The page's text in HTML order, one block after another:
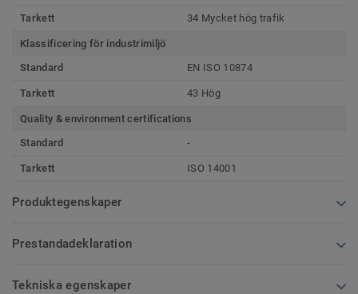
Tarkett 34 Mycket hög trafik
Klassificering för industrimiljö
Standard
EN ISO 10874
Tarkett 43 Hög
Quality & environment certifications
Standard
-
Tarkett ISO 14001
Produktegenskaper
Prestandadeklaration
Tekniska egenskaper